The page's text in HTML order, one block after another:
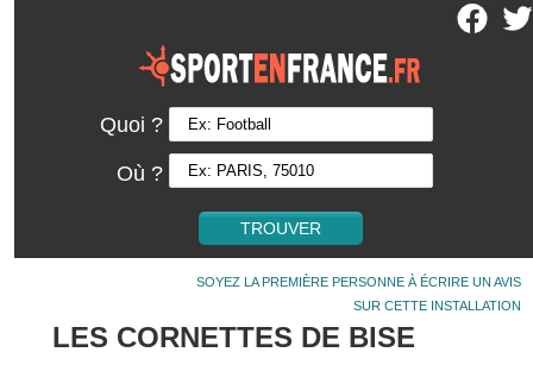
Quoi ?
Où ?
SOYEZ LA PREMIÈRE PERSONNE À ÉCRIRE UN AVIS
SUR CETTE INSTALLATION
LES CORNETTES DE BISE